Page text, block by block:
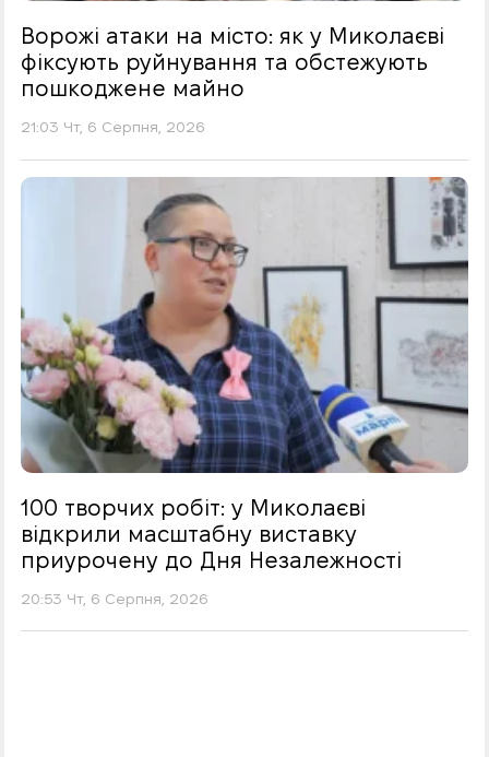
Ворожі атаки на місто: як у Миколаєві
фіксують руйнування та обстежують
пошкоджене майно
21:03 Чт, 6 Серпня, 2026
100 творчих робіт: у Миколаєві
відкрили масштабну виставку
приурочену до Дня Незалежності
20:53 Чт, 6 Серпня, 2026